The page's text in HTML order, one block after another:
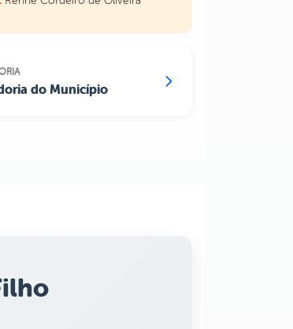
do Município